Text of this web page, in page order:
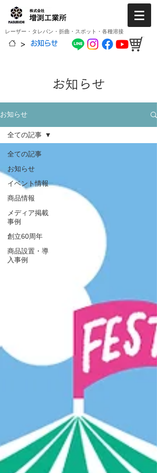
レーザー・タレパン・折曲・スポット・各種溶接
> お知らせ
お知らせ
お知らせ
全ての記事
お知らせ
イベント情報
商品情報
メディア掲載
事例
創立60周年
商品設置・導
入事例
全ての記事